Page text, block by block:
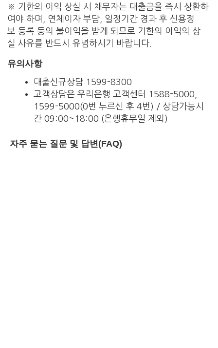
※ 기한의 이익 상실 시 채무자는 대출금을 즉시 상환하
여야 하며, 연체이자 부담, 일정기간 경과 후 신용정
보 등록 등의 불이익을 받게 되므로 기한의 이익의 상
실 사유를 반드시 유념하시기 바랍니다.
유의사항
대출신규상담 1599-8300
고객상담은 우리은행 고객센터 1588-5000,
1599-5000(0번 누르신 후 4번) / 상담가능시
간 09:00~18:00 (은행휴무일 제외)
자주 묻는 질문 및 답변(FAQ)